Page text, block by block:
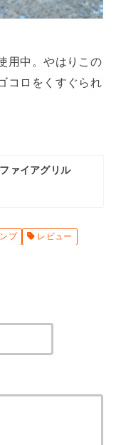
用中。やはりこの
コロをくすぐられ
ァイアグリル
プ レビュー